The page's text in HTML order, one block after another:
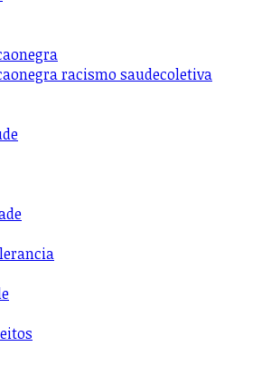
racismo saudecoletiva